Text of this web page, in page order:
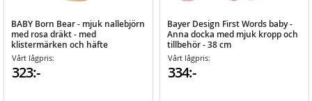
BABY Born Bear - mjuk nallebjörn
med rosa dräkt - med
klistermärken och häfte
Vårt lågpris:
323:-
Bayer Design First Words baby -
Anna docka med mjuk kropp och
tillbehör - 38 cm
Vårt lågpris:
334:-